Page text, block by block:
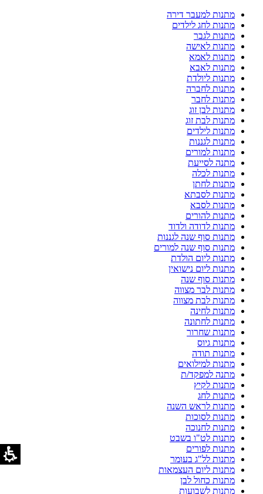
מתנות למעבר דירה
מתנות לחג לילדים
מתנות לגבר
מתנות לאישה
מתנות לאמא
מתנות לאבא
מתנות ליולדת
מתנות לחברה
מתנות לחבר
מתנות לבן זוג
מתנות לבת זוג
מתנות לילדים
מתנות לגננות
מתנות למורים
מתנה לסייעת
מתנות לכלה
מתנות לחתן
מתנות לסבתא
מתנות לסבא
מתנות להורים
מתנות לדודה ולדוד
מתנות סוף שנה לגננות
מתנות סוף שנה למורים
מתנות ליום הולדת
מתנות ליום נישואין
מתנות סוף שנה
מתנות לבר מצווה
מתנות לבת מצווה
מתנות לחינה
מתנות לחתונה
מתנות שחרור
מתנות גיוס
מתנות תודה
מתנות למילואים
מתנה למפקד/ת
מתנות לקיץ
מתנות לחג
מתנות לראש השנה
מתנות לסוכות
מתנות לחנוכה
מתנות לט"ו בשבט
מתנות לפורים
מתנות לל"ג בעומר
מתנות ליום העצמאות
מתנות כחול לבן
מתנות לשבועות